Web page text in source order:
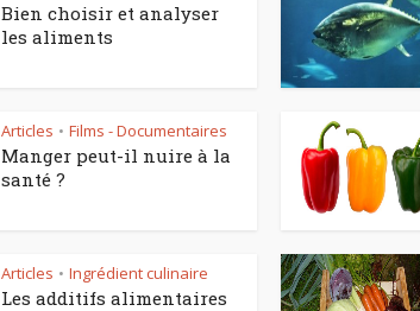
Bien choisir et analyser
les aliments
Articles • Films - Documentaires
Manger peut-il nuire à la
santé ?
Articles • Ingrédient culinaire
Les additifs alimentaires